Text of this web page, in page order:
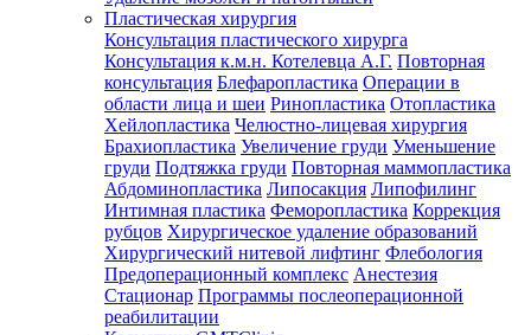
Пластическая хирургия
Консультация пластического хирурга
Консультация к.м.н. Котелевца А.Г. Повторная
консультация Блефаропластика Операции в
области лица и шеи Ринопластика Отопластика
Хейлопластика Челюстно-лицевая хирургия
Брахиопластика Увеличение груди Уменьшение
груди Подтяжка груди Повторная маммопластика
Абдоминопластика Липосакция Липофилинг
Интимная пластика Феморопластика Коррекция
рубцов Хирургическое удаление образований
Хирургический нитевой лифтинг Флебология
Предоперационный комплекс Анестезия
Стационар Программы послеоперационной
реабилитации